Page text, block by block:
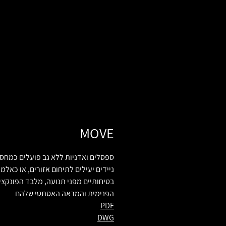
MOVE
ספסלים ואדניות ללא גב פועלים
ניידים יעילים לתיחום אזורים, או
בטיחותיים מפני תנועה, מלבד
הפנימית והמראה האסתטי שלהם
PDF
DWG